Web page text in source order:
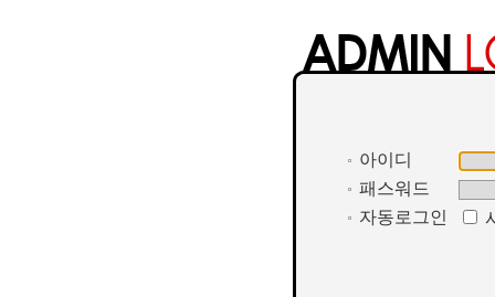
아이디
패스워드
자동로그인